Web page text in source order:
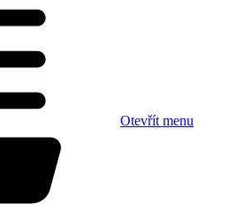
Otevřít menu